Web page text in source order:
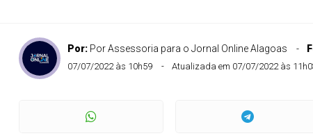
Por: Por Assessoria para o Jornal Online Alagoas
07/07/2022 às 10h59 Atualizada em 07/07/2022 às